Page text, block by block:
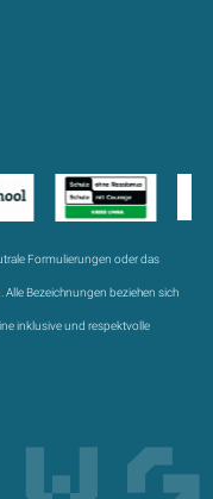
Formulierungen oder das
Bezeichnungen beziehen sich
inklusive und respektvolle